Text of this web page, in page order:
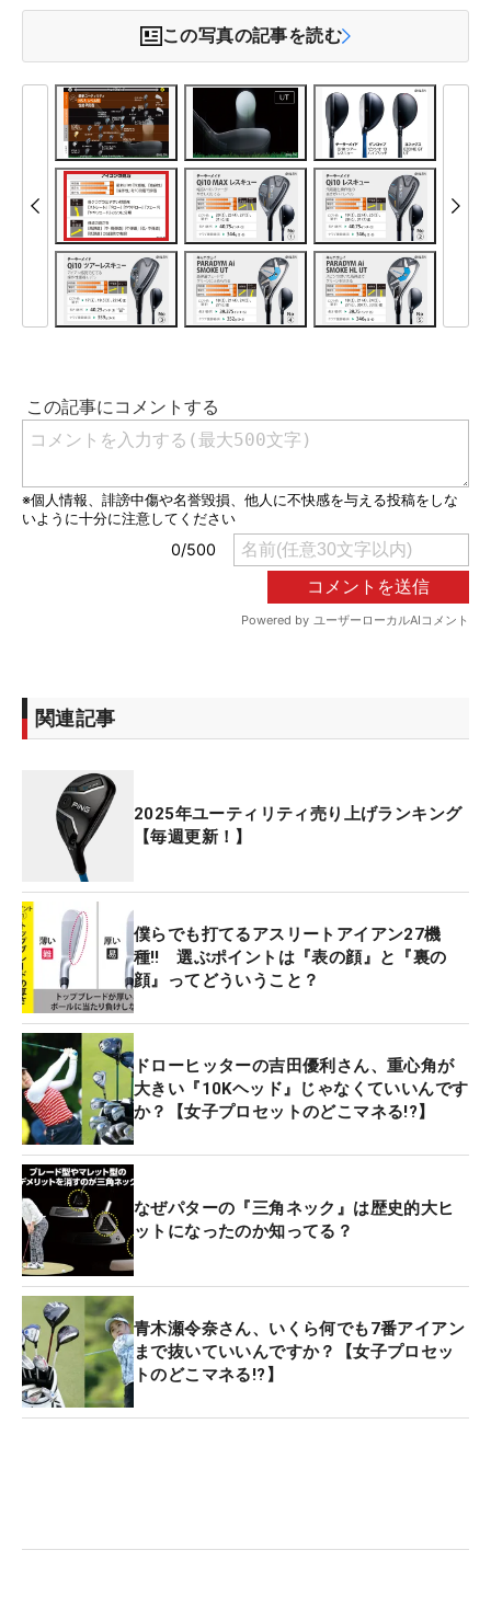
この写真の記事を読む
関連記事
2025年ユーティリティ売り上げランキング
【毎週更新！】
僕らでも打てるアスリートアイアン27機
種‼ 選ぶポイントは『表の顔』と『裏の
顔』ってどういうこと？
ドローヒッターの吉田優利さん、重心角が
大きい『10Kヘッド』じゃなくていいんです
か？【女子プロセットのどこマネる!?】
なぜパターの『三角ネック』は歴史的大ヒ
ットになったのか知ってる？
青木瀬令奈さん、いくら何でも7番アイアン
まで抜いていいんですか？【女子プロセッ
トのどこマネる!?】